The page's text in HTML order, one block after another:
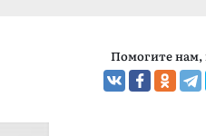
Помогите нам,